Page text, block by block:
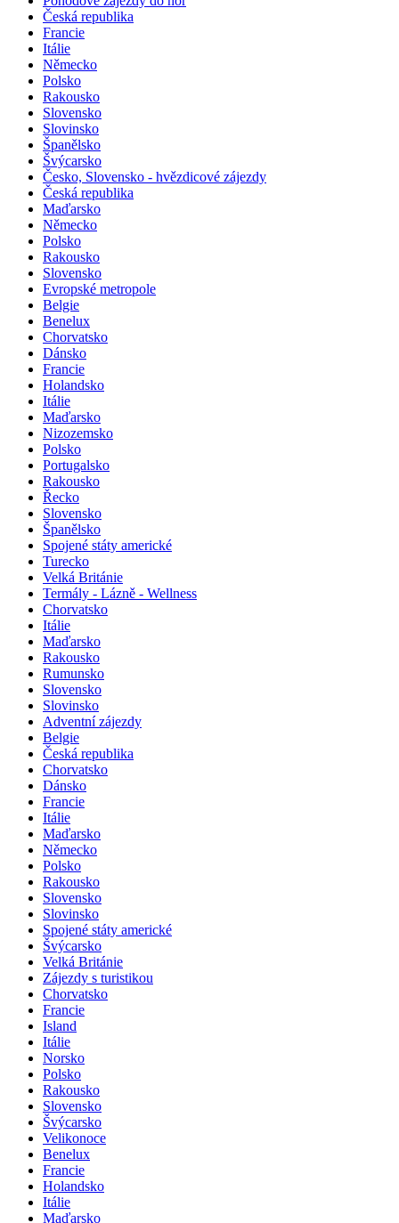
Česká republika
Francie
Itálie
Německo
Polsko
Rakousko
Slovensko
Slovinsko
Španělsko
Švýcarsko
Česko, Slovensko - hvězdicové zájezdy
Česká republika
Maďarsko
Německo
Polsko
Rakousko
Slovensko
Evropské metropole
Belgie
Benelux
Chorvatsko
Dánsko
Francie
Holandsko
Itálie
Maďarsko
Nizozemsko
Polsko
Portugalsko
Rakousko
Řecko
Slovensko
Španělsko
Spojené státy americké
Turecko
Velká Británie
Termály - Lázně - Wellness
Chorvatsko
Itálie
Maďarsko
Rakousko
Rumunsko
Slovensko
Slovinsko
Adventní zájezdy
Belgie
Česká republika
Chorvatsko
Dánsko
Francie
Itálie
Maďarsko
Německo
Polsko
Rakousko
Slovensko
Slovinsko
Spojené státy americké
Švýcarsko
Velká Británie
Zájezdy s turistikou
Chorvatsko
Francie
Island
Itálie
Norsko
Polsko
Rakousko
Slovensko
Švýcarsko
Velikonoce
Benelux
Francie
Holandsko
Itálie
Maďarsko